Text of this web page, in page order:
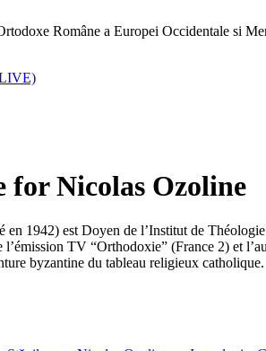
Române a Europei Occidentale si
Nicolas Ozoline
en 1942) est Doyen de l’Institut de
l’émission TV “Orthodoxie” (France 2) et
byzantine du tableau religieux catholique.